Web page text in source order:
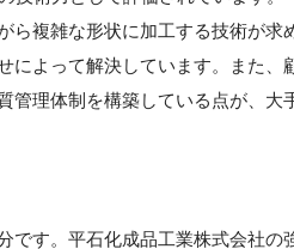
ら複雑な形状に加工する技術が求
によって解決しています。また、
管理体制を構築している点が、大
です。平石化成品工業株式会社の